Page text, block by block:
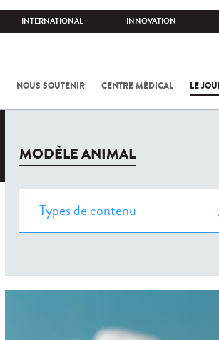
INTERNATIONAL INNOVATION
NOUS SOUTENIR CENTRE MÉDICAL LE
MODÈLE ANIMAL